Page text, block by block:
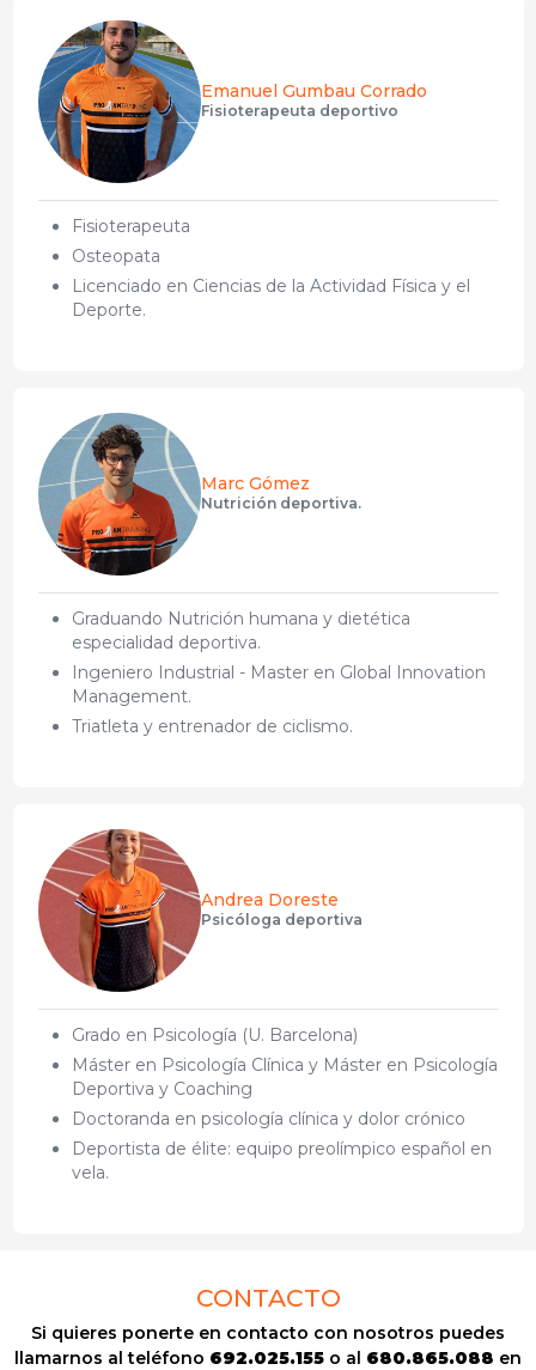
Emanuel Gumbau Corrado
Fisioterapeuta deportivo
Fisioterapeuta
Osteopata
Licenciado en Ciencias de la Actividad Física y el
Deporte.
Marc Gómez
Nutrición deportiva.
Graduando Nutrición humana y dietética
especialidad deportiva.
Ingeniero Industrial - Master en Global Innovation
Management.
Triatleta y entrenador de ciclismo.
Andrea Doreste
Psicóloga deportiva
Grado en Psicología (U. Barcelona)
Máster en Psicología Clínica y Máster en Psicología
Deportiva y Coaching
Doctoranda en psicología clínica y dolor crónico
Deportista de élite: equipo preolímpico español en
vela.
CONTACTO
Si quieres ponerte en contacto con nosotros puedes
llamarnos al teléfono 692.025.155 o al 680.865.088 en